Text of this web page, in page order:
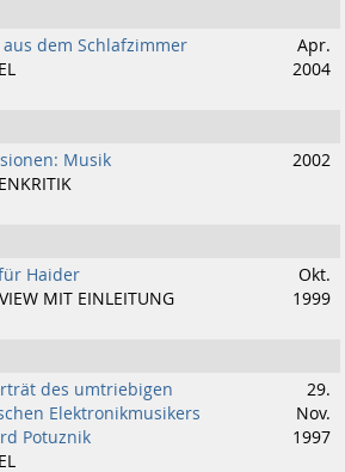
dem Schlafzimmer
Apr.
2004
Musik
2002
Haider
MIT EINLEITUNG
Okt.
1999
des umtriebigen
Elektronikmusikers
Potuznik
29.
Nov.
1997